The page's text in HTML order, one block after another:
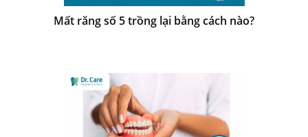
Mất răng số 5 trồng lại bằng cách nào?